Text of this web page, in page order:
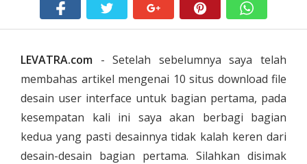
LEVATRA.com - Setelah sebelumnya saya telah
membahas artikel mengenai 10 situs download file
desain user interface untuk bagian pertama, pada
kesempatan kali ini saya akan berbagi bagian
kedua yang pasti desainnya tidak kalah keren dari
desain-desain bagian pertama. Silahkan disimak